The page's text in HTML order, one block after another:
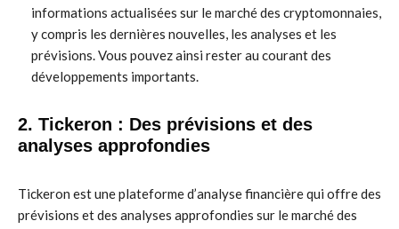
informations actualisées sur le marché des cryptomonnaies,
y compris les dernières nouvelles, les analyses et les
prévisions. Vous pouvez ainsi rester au courant des
développements importants.
2. Tickeron : Des prévisions et des
analyses approfondies
Tickeron est une plateforme d’analyse financière qui offre des
prévisions et des analyses approfondies sur le marché des